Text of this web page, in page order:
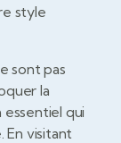
style
sont pas
la
essentiel qui
visitant